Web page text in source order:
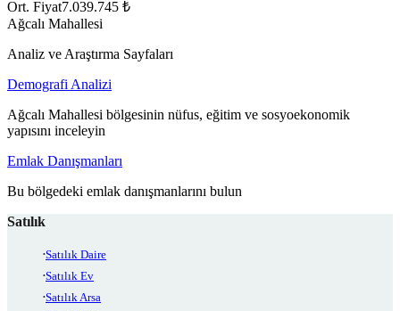
Ort. Fiyat7.039.745 ₺
Ağcalı Mahallesi
Analiz ve Araştırma Sayfaları
Demografi Analizi
Ağcalı Mahallesi bölgesinin nüfus, eğitim ve sosyoekonomik
yapısını inceleyin
Emlak Danışmanları
Bu bölgedeki emlak danışmanlarını bulun
Satılık
Satılık Daire
Satılık Ev
Satılık Arsa